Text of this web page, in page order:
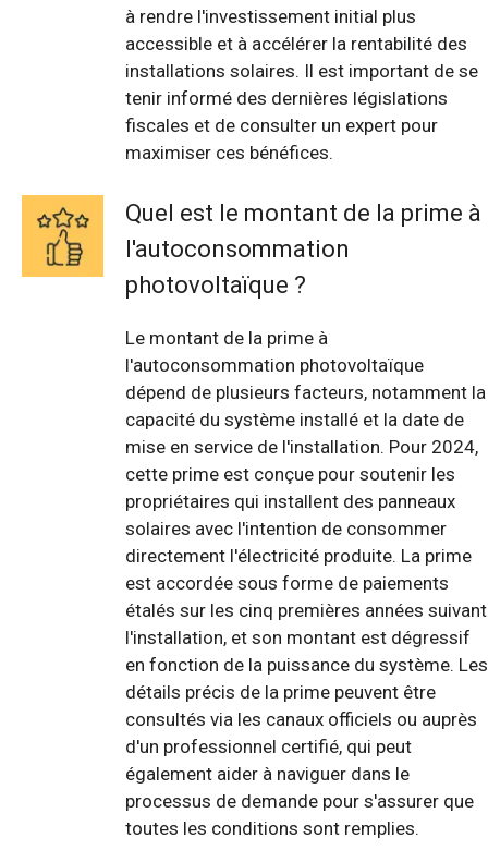
à rendre l'investissement initial plus
accessible et à accélérer la rentabilité des
installations solaires. Il est important de se
tenir informé des dernières législations
fiscales et de consulter un expert pour
maximiser ces bénéfices.
Quel est le montant de la prime à
l'autoconsommation
photovoltaïque ?
Le montant de la prime à
l'autoconsommation photovoltaïque
dépend de plusieurs facteurs, notamment la
capacité du système installé et la date de
mise en service de l'installation. Pour 2024,
cette prime est conçue pour soutenir les
propriétaires qui installent des panneaux
solaires avec l'intention de consommer
directement l'électricité produite. La prime
est accordée sous forme de paiements
étalés sur les cinq premières années suivant
l'installation, et son montant est dégressif
en fonction de la puissance du système. Les
détails précis de la prime peuvent être
consultés via les canaux officiels ou auprès
d'un professionnel certifié, qui peut
également aider à naviguer dans le
processus de demande pour s'assurer que
toutes les conditions sont remplies.